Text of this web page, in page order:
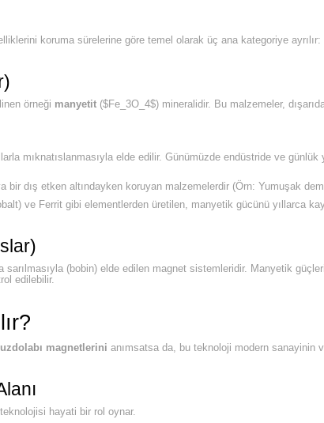
koruma sürelerine göre temel olarak üç ana kategoriye ayrılır:
örneği manyetit ($Fe_3O_4$) mineralidir. Bu malzemeler,
mıknatıslanmasıyla elde edilir. Günümüzde endüstride ve
bir dış etken altındayken koruyan malzemelerdir (Örn: Yumuşak
ve Ferrit gibi elementlerden üretilen, manyetik gücünü yıllarca
(bobin) elde edilen magnet sistemleridir. Manyetik
edilebilir.
magnetlerini anımsatsa da, bu teknoloji modern sanayinin
hayati bir rol oynar.